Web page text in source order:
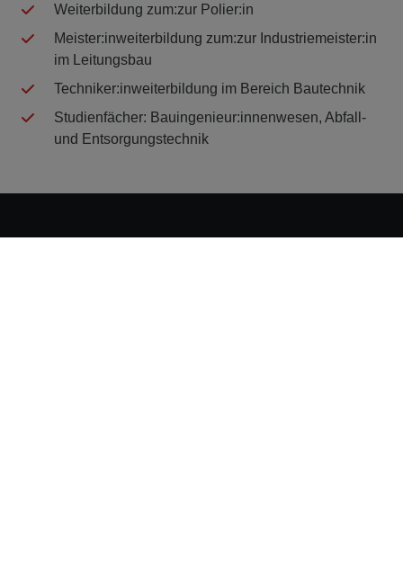
Weiterbildung zum:zur Polier:in
Meister:inweiterbildung zum:zur Industriemeister:in
im Leitungsbau
Techniker:inweiterbildung im Bereich Bautechnik
Studienfächer: Bauingenieur:innenwesen, Abfall-
und Entsorgungstechnik